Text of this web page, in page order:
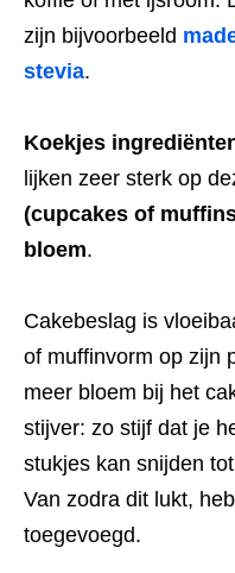
zijn bijvoorbeeld
stevia.
Koekjes
lijken zeer sterk op
(cupcakes of
bloem.
Cakebeslag is
of muffinvorm op zijn
meer bloem bij het
stijver: zo stijf dat je
stukjes kan snijden
Van zodra dit lukt,
toegevoegd.